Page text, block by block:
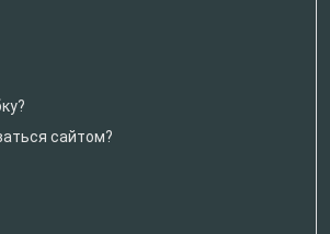
сайтом?